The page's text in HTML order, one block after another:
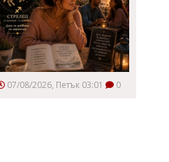
07/08/2026, Петък 03:01 0